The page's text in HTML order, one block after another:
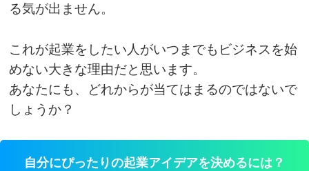
る気が出ません。
これが起業をしたい人がいつまでもビジネスを始
めない大きな理由だと思います。
あなたにも、どれからが当てはまるのではないで
しょうか？
自分にぴったりの起業アイデアを決めるには？